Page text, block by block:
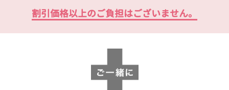
割引価格以上のご負担はございません。